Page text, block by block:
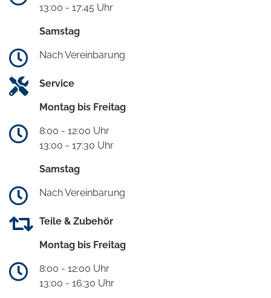
13:00 - 17:45 Uhr
Samstag
Nach Vereinbarung
Service
Montag bis Freitag
8:00 - 12:00 Uhr
13:00 - 17:30 Uhr
Samstag
Nach Vereinbarung
Teile & Zubehör
Montag bis Freitag
8:00 - 12:00 Uhr
13:00 - 16:30 Uhr